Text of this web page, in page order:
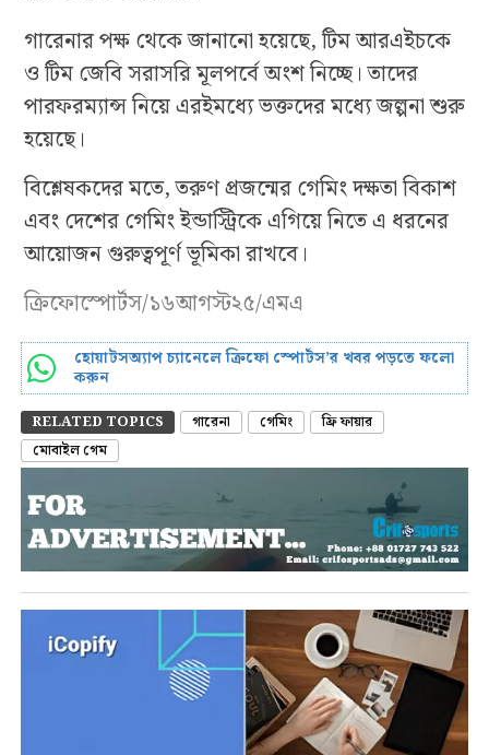
গারেনার পক্ষ থেকে জানানো হয়েছে, টিম আরএইচকে
ও টিম জেবি সরাসরি মূলপর্বে অংশ নিচ্ছে। তাদের
পারফরম্যান্স নিয়ে এরইমধ্যে ভক্তদের মধ্যে জল্পনা শুরু
হয়েছে।
বিশ্লেষকদের মতে, তরুণ প্রজন্মের গেমিং দক্ষতা বিকাশ
এবং দেশের গেমিং ইন্ডাস্ট্রিকে এগিয়ে নিতে এ ধরনের
আয়োজন গুরুত্বপূর্ণ ভূমিকা রাখবে।
ক্রিফোস্পোর্টস/১৬আগস্ট২৫/এমএ
হোয়াটসঅ্যাপ চ্যানেলে ক্রিফো স্পোর্টস’র খবর পড়তে ফলো
করুন
RELATED TOPICS গারেনা গেমিং
ফ্রি ফায়ার
মোবাইল গেম